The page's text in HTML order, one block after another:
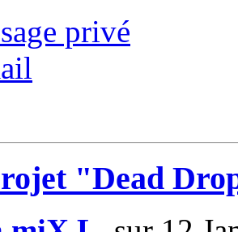
privé
"Dead